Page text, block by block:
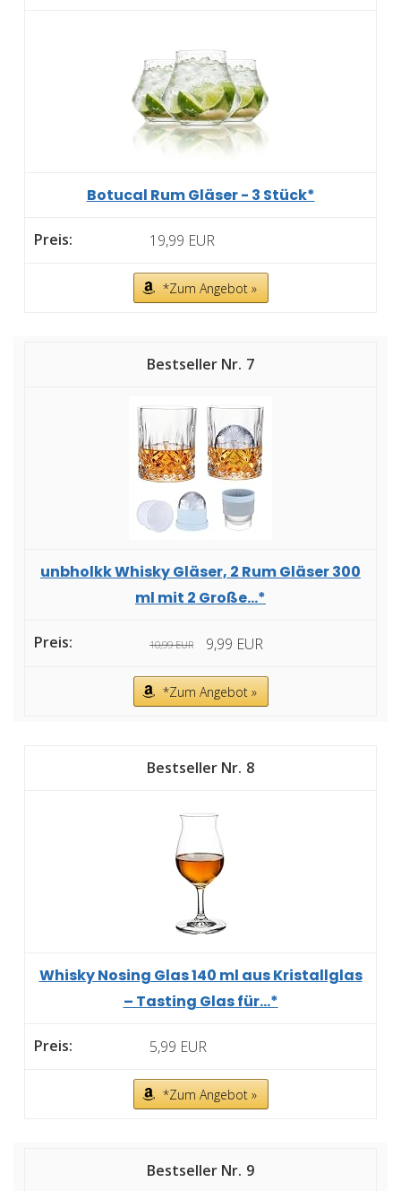
Botucal Rum Gläser - 3 Stück*
19,99 EUR
*Zum Angebot »
7
unbholkk Whisky Gläser, 2 Rum Gläser 300
ml mit 2 Große...*
10,99 EUR 9,99 EUR
*Zum Angebot »
8
Whisky Nosing Glas 140 ml aus Kristallglas
– Tasting Glas für...*
5,99 EUR
*Zum Angebot »
9